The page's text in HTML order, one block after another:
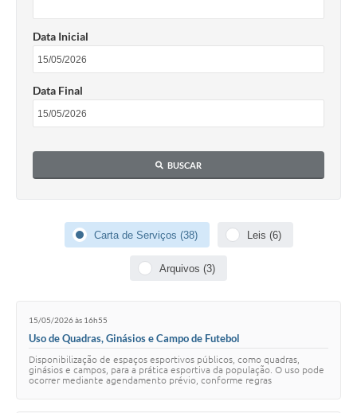
Notícias
Regularização Fundiária
Notificações de Penalidades – Decisões
Notificações Obras e Posturas
Conselho Municipal de Conservação e Defesa do
Contratos
Audiências Públicas
Data Inicial
Data Final
BUSCAR
Carta de Serviços (38) Leis (6)
Arquivos (3)
15/05/2026 às 16h55
Uso de Quadras, Ginásios e Campo de Futebol
Disponibilização de espaços esportivos públicos, como quadras,
ginásios e campos, para a prática esportiva da população. O uso pode
ocorrer mediante agendamento prévio, conforme regras